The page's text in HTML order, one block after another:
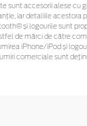
sunt accesorii alese cu
iar detaliile acestora
și logourile sunt
de mărci de către
iPhone/iPod și
comerciale sunt